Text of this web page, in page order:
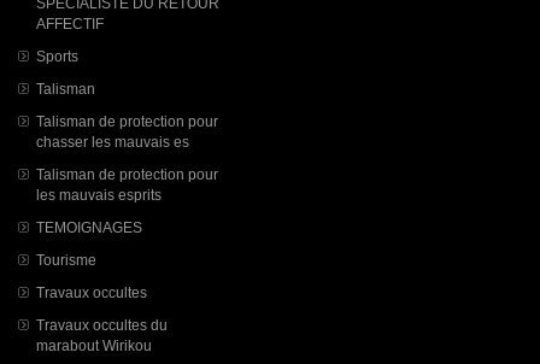
AFFECTIF
Sports
Talisman
Talisman de protection pour
chasser les mauvais es
Talisman de protection pour
les mauvais esprits
TEMOIGNAGES
Tourisme
Travaux occultes
Travaux occultes du
marabout Wirikou